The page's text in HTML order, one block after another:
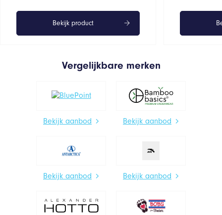
Bekijk product
Vergelijkbare merken
Bekijk aanbod Bekijk aanbod
Bekijk aanbod Bekijk aanbod